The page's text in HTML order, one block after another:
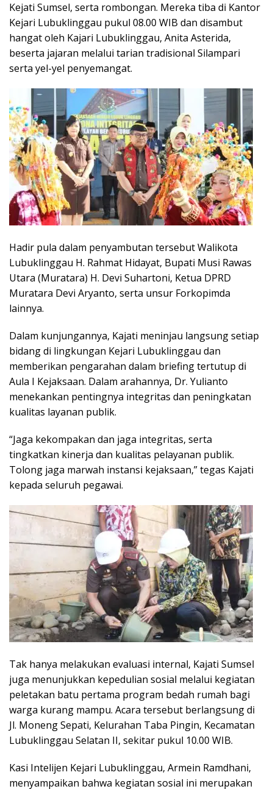
Kejati Sumsel, serta rombongan. Mereka tiba di Kantor
Kejari Lubuklinggau pukul 08.00 WIB dan disambut
hangat oleh Kajari Lubuklinggau, Anita Asterida,
beserta jajaran melalui tarian tradisional Silampari
serta yel-yel penyemangat.
Hadir pula dalam penyambutan tersebut Walikota
Lubuklinggau H. Rahmat Hidayat, Bupati Musi Rawas
Utara (Muratara) H. Devi Suhartoni, Ketua DPRD
Muratara Devi Aryanto, serta unsur Forkopimda
lainnya.
Dalam kunjungannya, Kajati meninjau langsung setiap
bidang di lingkungan Kejari Lubuklinggau dan
memberikan pengarahan dalam briefing tertutup di
Aula I Kejaksaan. Dalam arahannya, Dr. Yulianto
menekankan pentingnya integritas dan peningkatan
kualitas layanan publik.
“Jaga kekompakan dan jaga integritas, serta
tingkatkan kinerja dan kualitas pelayanan publik.
Tolong jaga marwah instansi kejaksaan,” tegas Kajati
kepada seluruh pegawai.
Tak hanya melakukan evaluasi internal, Kajati Sumsel
juga menunjukkan kepedulian sosial melalui kegiatan
peletakan batu pertama program bedah rumah bagi
warga kurang mampu. Acara tersebut berlangsung di
Jl. Moneng Sepati, Kelurahan Taba Pingin, Kecamatan
Lubuklinggau Selatan II, sekitar pukul 10.00 WIB.
Kasi Intelijen Kejari Lubuklinggau, Armein Ramdhani,
menyampaikan bahwa kegiatan sosial ini merupakan